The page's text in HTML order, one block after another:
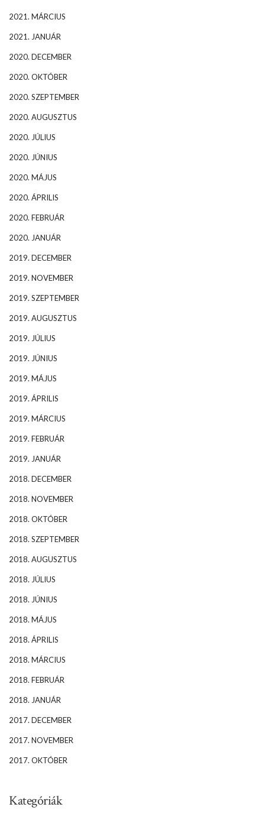
2021. MÁRCIUS
2021. JANUÁR
2020. DECEMBER
2020. OKTÓBER
2020. SZEPTEMBER
2020. AUGUSZTUS
2020. JÚLIUS
2020. JÚNIUS
2020. MÁJUS
2020. ÁPRILIS
2020. FEBRUÁR
2020. JANUÁR
2019. DECEMBER
2019. NOVEMBER
2019. SZEPTEMBER
2019. AUGUSZTUS
2019. JÚLIUS
2019. JÚNIUS
2019. MÁJUS
2019. ÁPRILIS
2019. MÁRCIUS
2019. FEBRUÁR
2019. JANUÁR
2018. DECEMBER
2018. NOVEMBER
2018. OKTÓBER
2018. SZEPTEMBER
2018. AUGUSZTUS
2018. JÚLIUS
2018. JÚNIUS
2018. MÁJUS
2018. ÁPRILIS
2018. MÁRCIUS
2018. FEBRUÁR
2018. JANUÁR
2017. DECEMBER
2017. NOVEMBER
2017. OKTÓBER
Kategóriák